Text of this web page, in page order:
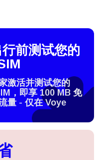
行前测试您的
激活并测试您的
，即享 100 MB 免
量 - 仅在 Voye